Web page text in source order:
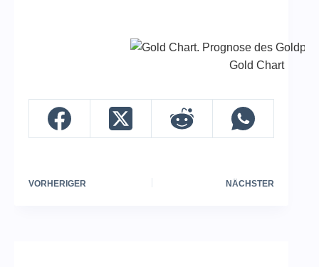
Gold Chart
VORHERIGER NÄCHSTER